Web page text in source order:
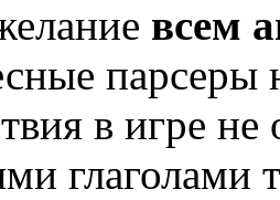
всем
парсеры
в игре
глаголами